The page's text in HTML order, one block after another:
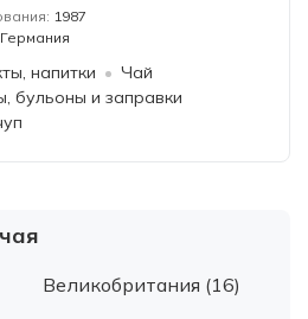
1987
Германия
напитки
Чай
бульоны и заправки
Великобритания (16)